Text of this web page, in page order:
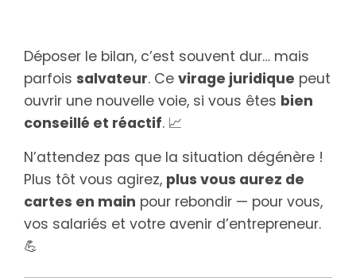
Déposer le bilan, c’est souvent dur… mais
parfois salvateur. Ce virage juridique peut
ouvrir une nouvelle voie, si vous êtes bien
conseillé et réactif. 📈
N’attendez pas que la situation dégénère !
Plus tôt vous agirez, plus vous aurez de
cartes en main pour rebondir — pour vous,
vos salariés et votre avenir d’entrepreneur.
💪